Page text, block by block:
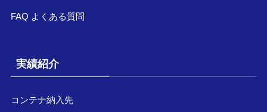
FAQ よくある質問
実績紹介
コンテナ納入先